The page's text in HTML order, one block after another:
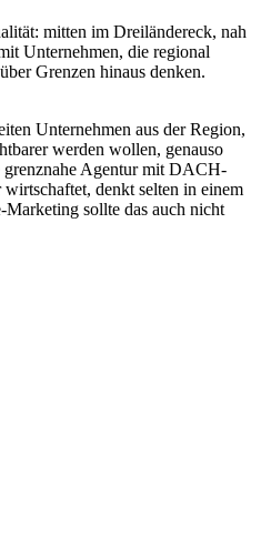
mitten im Dreiländereck, nah
Unternehmen, die regional
Grenzen hinaus denken.
Unternehmen aus der Region,
werden wollen, genauso
Agentur mit DACH-
denkt selten in einem
sollte das auch nicht